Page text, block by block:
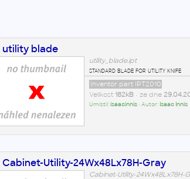
utility blade
utility_blade.ipt
standard blade for utility knife
Inventor part IPT2010
Velikost 182kB• ze dne
Umístil:isaacinnis• Autor: Isaac Innis
Cabinet-Utility-24Wx48Lx78H-Gray
Cabinet-Utility-24Wx48Lx78H-